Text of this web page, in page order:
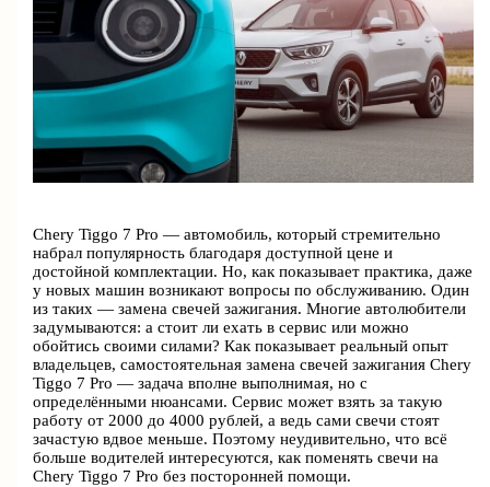
Chery Tiggo 7 Pro — автомобиль, который стремительно
набрал популярность благодаря доступной цене и
достойной комплектации. Но, как показывает практика, даже
у новых машин возникают вопросы по обслуживанию. Один
из таких — замена свечей зажигания. Многие автолюбители
задумываются: а стоит ли ехать в сервис или можно
обойтись своими силами? Как показывает реальный опыт
владельцев, самостоятельная замена свечей зажигания Chery
Tiggo 7 Pro — задача вполне выполнимая, но с
определёнными нюансами. Сервис может взять за такую
работу от 2000 до 4000 рублей, а ведь сами свечи стоят
зачастую вдвое меньше. Поэтому неудивительно, что всё
больше водителей интересуются, как поменять свечи на
Chery Tiggo 7 Pro без посторонней помощи.